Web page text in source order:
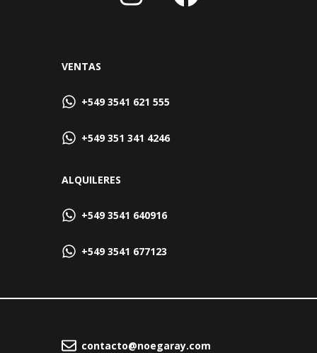
VENTAS
+549 3541 621 555
+549 351 341 4246
ALQUILERES
+549 3541 640916
+549 3541 677123
contacto@noegaray.com